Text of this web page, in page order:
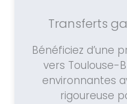
Transferts
Bénéficiez d’une
vers Toulouse-
environnantes
rigoureuse